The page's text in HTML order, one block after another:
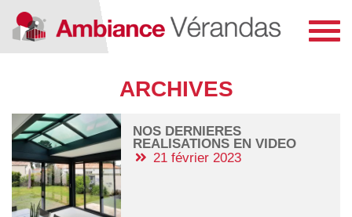
ARCHIVES
NOS DERNIERES
REALISATIONS EN VIDEO
21 février 2023